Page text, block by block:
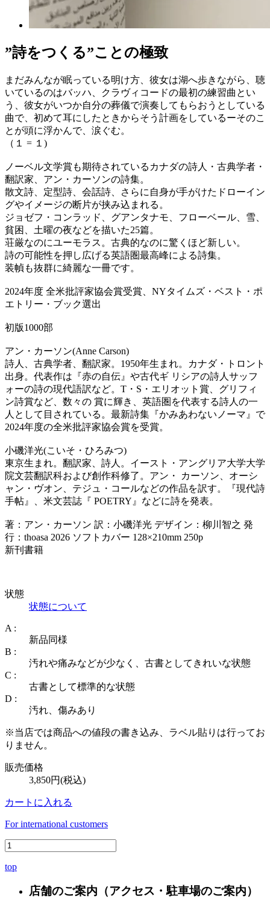
”詩をつくる”ことの極致
まだみんなが眠っている明け方、彼女は湖へ歩きながら、聴
いているのはバッハ、クラヴィコードの最初の練習曲とい
う、彼女がいつか自分の葬儀で演奏してもらおうとしている
曲で、初めて耳にしたときからそう計画をしているーそのこ
とが頭に浮かんで、涙ぐむ。
（１ = １)
ノーベル文学賞も期待されているカナダの詩人・古典学者・
翻訳家、アン・カーソンの詩集。
散文詩、定型詩、会話詩、さらに自身が手がけたドローイン
グやイメージの断片が挟み込まれる。
ジョゼフ・コンラッド、グアンタナモ、フローベール、雪、
貧困、土曜の夜などを描いた25篇。
荘厳なのにユーモラス。古典的なのに驚くほど新しい。
詩の可能性を押し広げる英語圏最高峰による詩集。
装幀も抜群に綺麗な一冊です。
2024年度 全米批評家協会賞受賞、NYタイムズ・ベスト・ポ
エトリー・ブック選出
初版1000部
アン・カーソン(Anne Carson)
詩人、古典学者、翻訳家。1950年生まれ。カナダ・トロント
出身。代表作は『赤の自伝』や古代ギ リシアの詩人サッフ
ォーの詩の現代語訳など。T・S・エリオット賞、グリフィ
ン詩賞など、数々の 賞に輝き、英語圏を代表する詩人の一
人として目されている。最新詩集『かみあわないノーマ』で
2024年度の全米批評家協会賞を受賞。
小磯洋光(こいそ・ひろみつ)
東京生まれ。翻訳家、詩人。イースト・アングリア大学大学
院文芸翻訳科および創作科修了。アン・ カーソン、オーシ
ャン・ヴオン、テジュ・コールなどの作品を訳す。『現代詩
手帖』、米文芸誌『 POETRY』などに詩を発表。
著：アン・カーソン 訳：小磯洋光 デザイン：柳川智之 発
行：thoasa 2026 ソフトカバー 128×210mm 250p
新刊書籍
状態
状態について
A :
新品同様
B :
汚れや痛みなどが少なく、古書としてきれいな状態
C :
古書として標準的な状態
D :
汚れ、傷みあり
※当店では商品への値段の書き込み、ラベル貼りは行ってお
りません。
販売価格
3,850円(税込)
カートに入れる
For international customers
top
店舗のご案内 （アクセス・駐車場のご案内）